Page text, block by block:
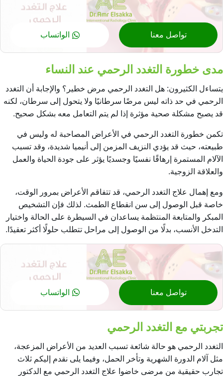
تواصل معنا الواتساب
مدى خطورة التغدد الرحمي عند النساء
يتساءل الكثيرون: هل التغدد الرحمي مرض خطير؟ والإجابة أن التغدد
الرحمي في حد ذاته ليس مرضًا سرطانيًا ولا يتحول إلى سرطان، لكنه
قد يصبح مشكلة صحية مؤثرة إذا لم يتم التعامل معه بشكل صحيح.
تكمن خطورة التغدد الرحمي في الأعراض المصاحبة له وليس في
طبيعته، حيث قد يؤدي النزيف المزمن إلى أنيميا شديدة، وقد تسبب
الآلام المستمرة إرهاقًا نفسيًا وجسديًا يؤثر على جودة الحياة والعمل
والعلاقة الزوجية.
ومع إهمال علاج التغدد الرحمي، قد تتفاقم الأعراض بمرور الوقت،
خاصة قبل الوصول إلى سن انقطاع الطمث. لذلك فإن التشخيص
المبكر والمتابعة المنتظمة يساعدان في السيطرة على الحالة واختيار
التدخل الأنسب، بدلًا من الوصول إلى مراحل تتطلب حلولًا أكثر تعقيدًا.
تواصل معنا الواتساب
تجربتي مع التغدد الرحمي
التغدد الرحمي هو حالة شائعة تسبب العديد من الأعراض المزعجة،
مثل آلام الدورة الشهرية وتأخر الحمل، وفيما يلى نقدم إليكم ثلاث
تجارب حقيقية من مرضى خاضوا
علاج التغدد الرحمي مع الدكتور